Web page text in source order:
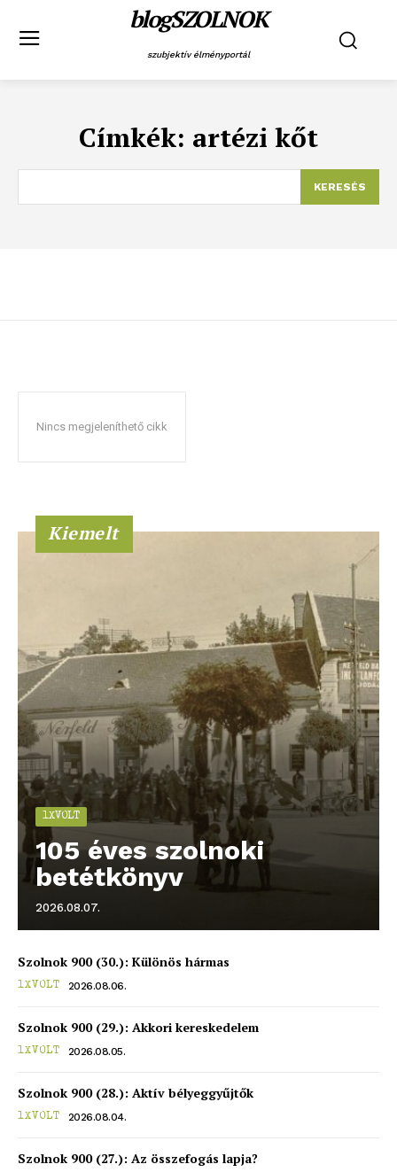
blogSZOLNOK
szubjektív élményportál
ELŐFIZETÉS
blogSZOLNOK
szubjektív élményportál
Címkék: artézi kőt
KERESÉS
Nincs megjeleníthető cikk
Kiemelt
1XVOLT
105 éves szolnoki
betétkönyv
2026.08.07.
Szolnok 900 (30.): Különös hármas
1XVOLT 2026.08.06.
Szolnok 900 (29.): Akkori kereskedelem
1XVOLT 2026.08.05.
Szolnok 900 (28.): Aktív bélyeggyűjtők
1XVOLT 2026.08.04.
Szolnok 900 (27.): Az összefogás lapja?